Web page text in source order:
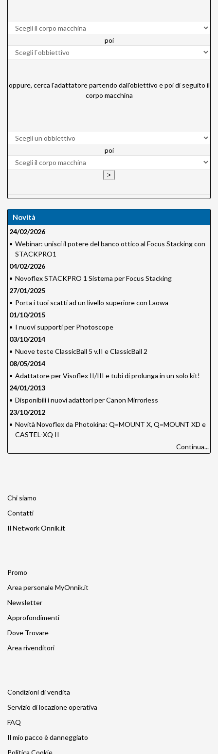
poi
oppure, cerca l'adattatore partendo dall'obiettivo e poi di seguito il
corpo macchina
poi
Novità
24/02/2026
• Webinar: unisci il potere del banco ottico al Focus Stacking con
STACKPRO1
04/02/2026
• Novoflex STACKPRO 1 Sistema per Focus Stacking
27/01/2025
• Porta i tuoi scatti ad un livello superiore con Laowa
01/10/2015
• I nuovi supporti per Photoscope
03/10/2014
• Nuove teste ClassicBall 5 v.II e ClassicBall 2
08/05/2014
• Adattatore per Visoflex II/III e tubi di prolunga in un solo kit!
24/01/2013
• Disponibili i nuovi adattori per Canon Mirrorless
23/10/2012
• Novità Novoflex da Photokina: Q=MOUNT X, Q=MOUNT XD e
CASTEL-XQ II
Continua...
Chi siamo
Contatti
Il Network Onnik.it
Promo
Area personale MyOnnik.it
Newsletter
Approfondimenti
Dove Trovare
Area rivenditori
Condizioni di vendita
Servizio di locazione operativa
FAQ
Il mio pacco è danneggiato
Politica Cookie